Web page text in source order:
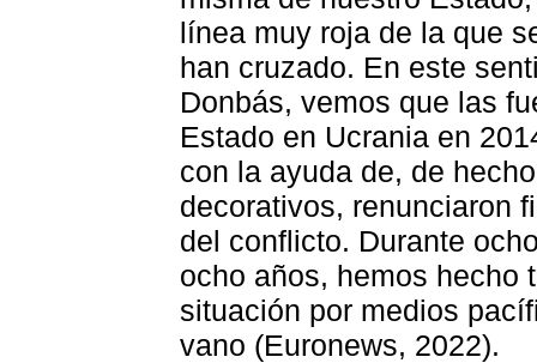
línea muy roja de la que
han cruzado. En este
Donbás, vemos que las
Estado en Ucrania en
con la ayuda de, de
decorativos, renunciaron
del conflicto. Durante
ocho años, hemos hecho
situación por medios
vano (Euronews, 2022).